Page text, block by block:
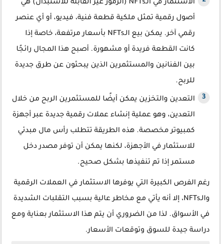
الاستثمار في الـNFTs (الرموز غير القابلة للاستبدال) هي
أصول رقمية تمثل ملكية قطعة فنية، فيديو، أو أي عنصر
رقمي آخر. يمكن بيع الـNFTs بأسعار مرتفعة، خاصة إذا
كانت القطعة فريدة أو مشهورة. أصبح هذا المجال رائجًا
بين الفنانين والمستثمرين الذين يبحثون عن طرق جديدة
للربح.
التعدين والتخزين يمكن أيضًا للمستثمرين الربح من خلال
التعدين، وهو عملية إنشاء عملات رقمية جديدة عبر أجهزة
كمبيوتر مخصصة. هذه الطريقة تتطلب رأس مال مبدئي
للاستثمار في الأجهزة، لكنها يمكن أن توفر مصدر دخل
مستمر إذا تم تنفيذها بشكل صحيح.
رغم الفرص الكبيرة التي يوفرها الاستثمار في العملات الرقمية
والـNFTs، إلا أنه يأتي مع مخاطر عالية بسبب التقلبات الشديدة
في الأسواق. لذا من الضروري أن يتم هذا الاستثمار بعناية ومع
دراسة جيدة للسوق وتوقعات الأسعار.